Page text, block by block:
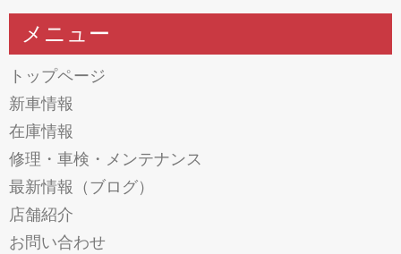
メニュー
トップページ
新車情報
在庫情報
修理・車検・メンテナンス
最新情報（ブログ）
店舗紹介
お問い合わせ